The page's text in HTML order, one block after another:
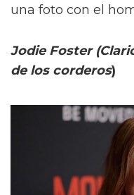
una foto con el
Jodie Foster
de los corderos)